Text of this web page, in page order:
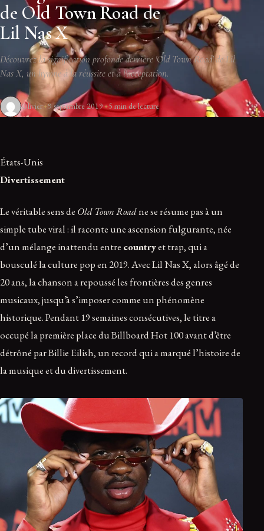
de Old Town Road de
Lil Nas X
Découvrez la signification profonde derrière 'Old Town Road' de Lil
Nas X, un hymne à la réussite et à l'acceptation.
Olivier 9 septembre 2019 5 min de lecture
États-Unis
Divertissement
Le véritable sens de Old Town Roadne se résume pas à un
simple tube viral : il raconte une ascension fulgurante, née
d’un mélange inattendu entre countryet trap, qui a
bousculé la culture pop en 2019. Avec Lil Nas X, alors âgé de
20 ans, la chanson a repoussé les frontières des genres
musicaux, jusqu’à s’imposer comme un phénomène
historique. Pendant 19 semaines consécutives, le titre a
occupé la première place du Billboard Hot 100 avant d’être
détrôné par Billie Eilish, un record qui a marqué l’histoire de
la musique et du divertissement.